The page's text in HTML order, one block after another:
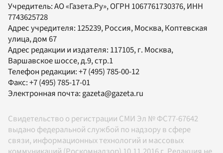
Учредитель:АО «Газета.Ру», ОГРН 1067761730376, ИНН
7743625728
Адрес учредителя: 125239, Россия, Москва, Коптевская
улица, дом 67
Адрес редакции и издателя: 117105, г. Москва,
Варшавское шоссе, д.9, стр.1
Телефон редакции:+7 (495) 785-00-12
Факс:+7 (495) 785-17-01
Электронная почта:gazeta@gazeta.ru
Свидетельство о регистрации СМИ Эл № ФС77-67642
выдано федеральной службой по надзору в сфере
связи, информационных технологий и массовых